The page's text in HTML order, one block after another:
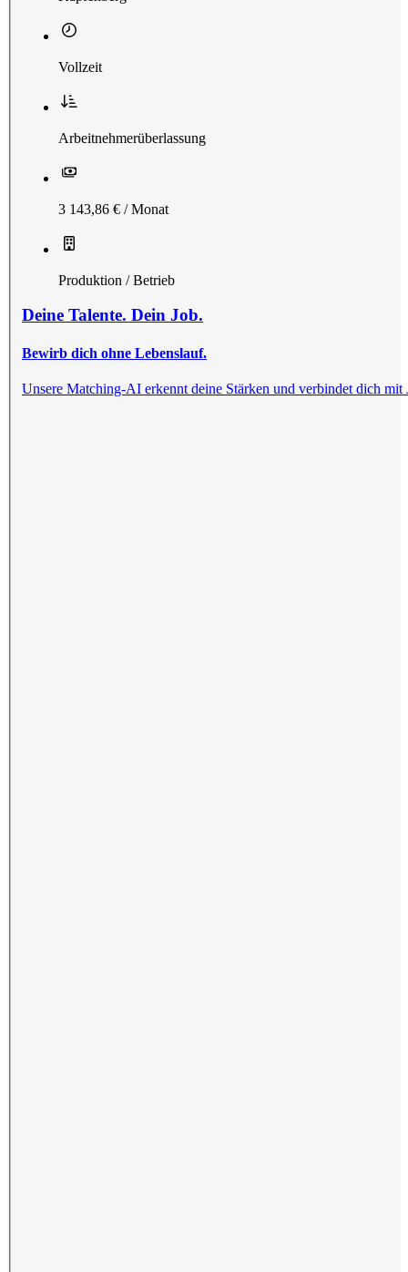
Vollzeit
Arbeitnehmerüberlassung
3 143,86 € / Monat
Produktion / Betrieb
Deine Talente. Dein Job.
Bewirb dich ohne Lebenslauf.
Unsere Matching-AI erkennt deine Stärken und verbindet dich